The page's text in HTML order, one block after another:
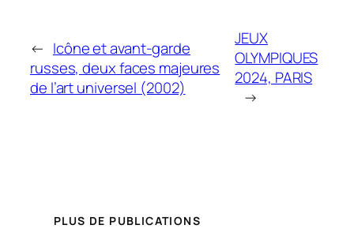
← Icône et avant-garde
russes, deux faces majeures
de l’art universel (2002)
JEUX
OLYMPIQUES
2024, PARIS
→
PLUS DE PUBLICATIONS